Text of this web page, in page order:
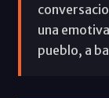
una
pueblo, a